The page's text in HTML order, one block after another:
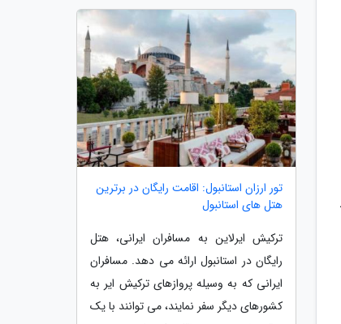
تور ارزان استانبول: اقامت رایگان در برترین
هتل های استانبول
ترکیش ایرلاین به مسافران ایرانی، هتل
رایگان در استانبول ارائه می دهد. مسافران
ایرانی که به وسیله پروازهای ترکیش ایر به
کشورهای دیگر سفر نمایند، می توانند با یک